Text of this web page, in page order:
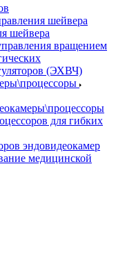
шейвера
шейвера
вращением
(ЭХВЧ)
для гибких
эндовидеокамер
медицинской